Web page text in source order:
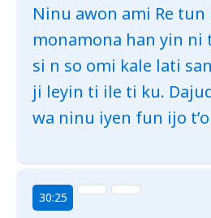
Ninu awon ami Re
monamona han yin ni
si n so omi kale lati
ji leyin ti ile ti ku.
wa ninu iyen fun ijo
30:25